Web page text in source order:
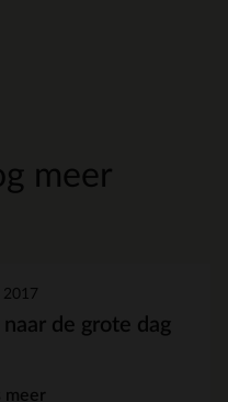
meer
2017
naar de grote dag
meer